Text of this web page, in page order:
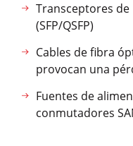
Transceptores
(SFP/QSFP)
Cables de fibra
provocan una
Fuentes de
conmutadores